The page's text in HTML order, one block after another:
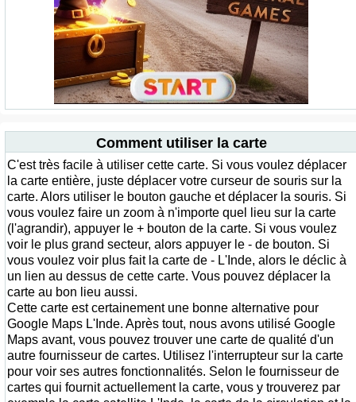
Comment utiliser la carte
C'est très facile à utiliser cette carte. Si vous voulez déplacer
la carte entière, juste déplacer votre curseur de souris sur la
carte. Alors utiliser le bouton gauche et déplacer la souris. Si
vous voulez faire un zoom à n'importe quel lieu sur la carte
(l'agrandir), appuyer le + bouton de la carte. Si vous voulez
voir le plus grand secteur, alors appuyer le - de bouton. Si
vous voulez voir plus fait la carte de - L'Inde, alors le déclic à
un lien au dessus de cette carte. Vous pouvez déplacer la
carte au bon lieu aussi.
Cette carte est certainement une bonne alternative pour
Google Maps L'Inde. Après tout, nous avons utilisé Google
Maps avant, vous pouvez trouver une carte de qualité d'un
autre fournisseur de cartes. Utilisez l'interrupteur sur la carte
pour voir ses autres fonctionnalités. Selon le fournisseur de
cartes qui fournit actuellement la carte, vous y trouverez par